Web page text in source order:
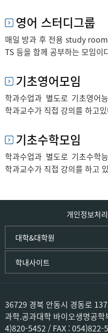
영어 스터디그룹
매일 방과 후 전용 study
TS 등을 함께 공부하는 모임이
기초영어모임
학과수업과 별도로 기초영어
학과교수가 직접 강의를 하고
기초수학모임
학과수업과 별도로 기초수학
학과교수가 직접 강의를 하고
개인정보처
대학&대학원
인문사회·IT대학
인문·문화학부
국어국문학전공
중국어문·문화학전공
한자문화콘텐츠학전공
미디어문화커뮤니케이션학전공
사학전공
학내사이트
국립경국대학교
(재)국립경국대학교발전기금
공용S/W관리시스템
공자학원
공학교육인증시스템
36729 경북 안동시 경동로
과학.공과대학 바이오생명공
4)820-5452 / FAX : 054)822-